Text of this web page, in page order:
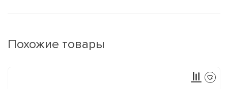
Похожие товары